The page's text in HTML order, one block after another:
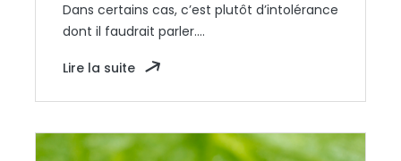
Dans certains cas, c’est plutôt d’intolérance
dont il faudrait parler.…
Lire la suite